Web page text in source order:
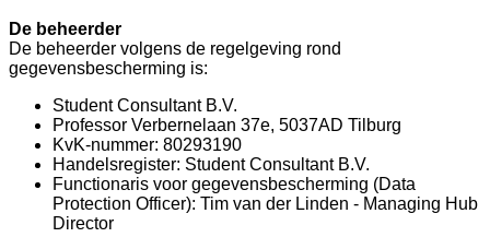
De beheerder
De beheerder volgens de regelgeving rond
gegevensbescherming is:
Student Consultant B.V.
Professor Verbernelaan 37e, 5037AD Tilburg
KvK-nummer: 80293190
Handelsregister: Student Consultant B.V.
Functionaris voor gegevensbescherming (Data
Protection Officer): Tim van der Linden - Managing Hub
Director